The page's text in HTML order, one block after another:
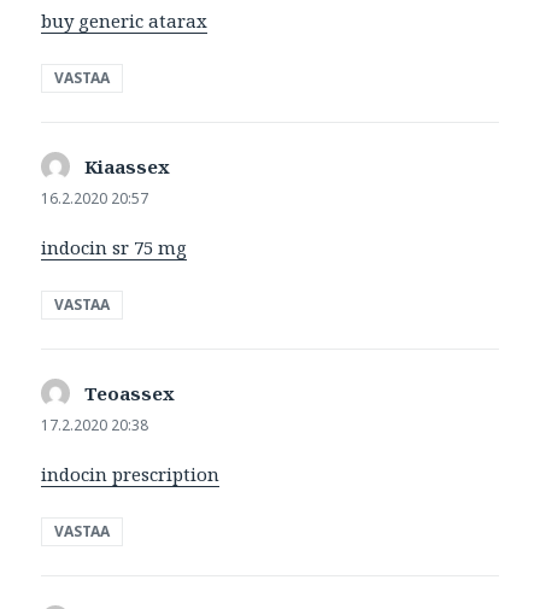
buy generic atarax
VASTAA
Kiaassex
16.2.2020 20:57
indocin sr 75 mg
VASTAA
Teoassex
17.2.2020 20:38
indocin prescription
VASTAA